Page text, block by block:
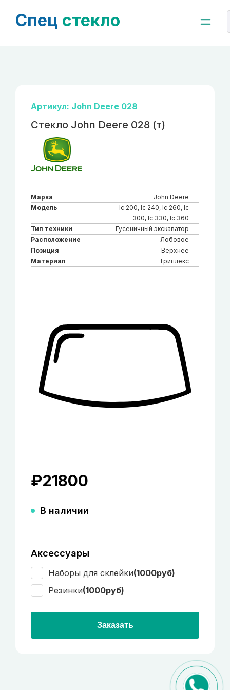
Спец стекло
Артикул: John Deere 028
Стекло John Deere 028 (т)
Марка
John Deere
Модель
lc 200, lc 240, lc 260, lc
300, lc 330, lc 360
Тип техники
Гусеничный экскаватор
Расположение
Лобовое
Позиция
Верхнее
Материал
Триплекс
₽21800
В наличии
Аксессуары
Наборы для склейки(1000руб)
Резинки(1000руб)
Заказать